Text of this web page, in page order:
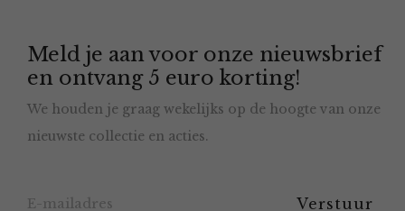
Meld je aan voor onze nieuwsbrief
en ontvang 5 euro korting!
We houden je graag wekelijks op de hoogte van onze
nieuwste collectie en acties.